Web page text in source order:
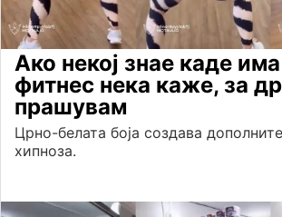
Ако некој знае каде
фитнес нека каже, за
прашувам
Црно-белата боја создава
хипноза.